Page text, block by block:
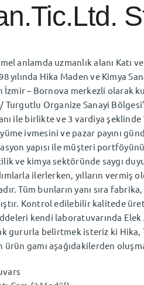
anlamda uzmanlık alanı Katı
yılında Hika Maden ve Kimya
İzmir – Bornova merkezli olarak
Turgutlu Organize Sanayi
ile birlikte ve 3 vardiya
ivmesini ve pazar payını
yapısı ile müşteri
ve kimya sektöründe saygı
ilerlerken, yılların vermiş
Tüm bunların yanı sıra
Kontrol edilebilir kalitede
kendi laboratuvarında
gururla belirtmek isteriz ki Hika,
ürün gamı aşağıdakilerden